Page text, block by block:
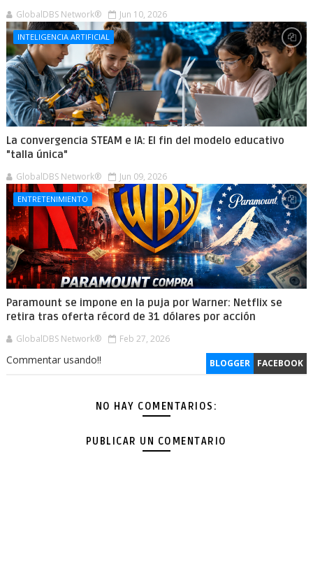
GlobalDBS Network® Jun 10, 2026
INTELIGENCIA ARTIFICIAL
La convergencia STEAM e IA: El fin del modelo educativo
"talla única"
GlobalDBS Network® Jun 09, 2026
ENTRETENIMIENTO
Paramount se impone en la puja por Warner: Netflix se
retira tras oferta récord de 31 dólares por acción
GlobalDBS Network® Feb 27, 2026
BLOGGER FACEBOOK
Commentar usando!!
NO HAY COMENTARIOS:
PUBLICAR UN COMENTARIO